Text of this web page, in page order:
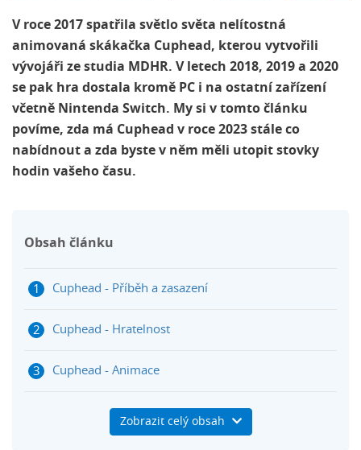
V roce 2017 spatřila světlo světa nelítostná
animovaná skákačka Cuphead, kterou vytvořili
vývojáři ze studia MDHR. V letech 2018, 2019 a 2020
se pak hra dostala kromě PC i na ostatní zařízení
včetně Nintenda Switch. My si v tomto článku
povíme, zda má Cuphead v roce 2023 stále co
nabídnout a zda byste v něm měli utopit stovky
hodin vašeho času.
Obsah článku
Cuphead - Příběh a zasazení
Cuphead - Hratelnost
Cuphead - Animace
Cuphead - Verdikt
Zobrazit celý obsah